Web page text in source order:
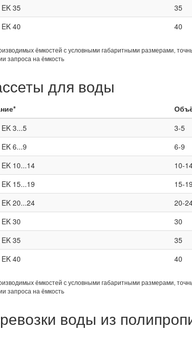
35
35
40
40
ёмкостей с условными габаритными размерами,
запроса на ёмкость
для воды
3...5
3-5
6...9
6-9
10...14
10-
15...19
15-19
20...24
20-
30
30
35
35
40
40
ёмкостей с условными габаритными размерами,
запроса на ёмкость
воды из